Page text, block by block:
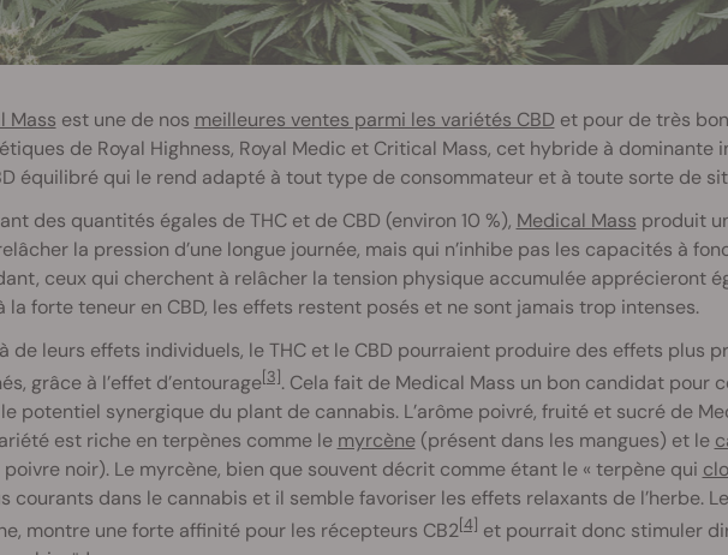
Mass est une de nos meilleures ventes parmi les variétés CBD et pour de très
de Royal Highness, Royal Medic et Critical Mass, cet hybride à dominante
équilibré qui le rend adapté à tout type de consommateur et à toute sorte de
des quantités égales de THC et de CBD (environ 10 %), Medical Mass produit
la pression d’une longue journée, mais qui n’inhibe pas les capacités à
ceux qui cherchent à relâcher la tension physique accumulée apprécieront
la forte teneur en CBD, les effets restent posés et ne sont jamais trop intenses.
de leurs effets individuels, le THC et le CBD pourraient produire des effets plus
grâce à l’effet d’entourage[3]. Cela fait de Medical Mass un bon candidat pour
potentiel synergique du plant de cannabis. L’arôme poivré, fruité et sucré de
est riche en terpènes comme le myrcène(présent dans les mangues) et le
noir). Le myrcène, bien que souvent décrit comme étant le « terpène qui
courants dans le cannabis et il semble favoriser les effets relaxants de l’herbe.
montre une forte affinité pour les récepteurs CB2[4] et pourrait donc stimuler